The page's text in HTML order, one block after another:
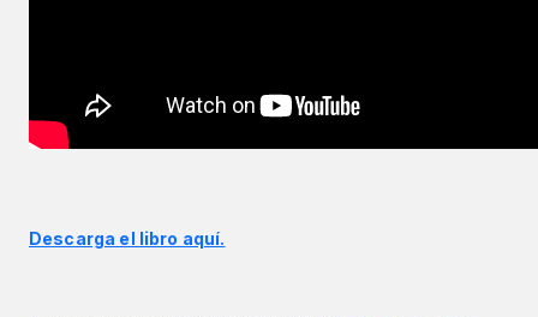
Descarga el libro aquí.